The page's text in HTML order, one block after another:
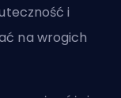
i
na wrogich